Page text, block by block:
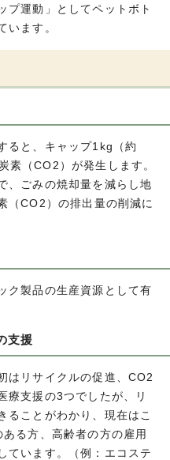
プ運動」としてペットボト
います。
ると、キャップ1kg（約
（CO2）が発生します。
、ごみの焼却量を減らし地
（CO2）の排出量の削減に
ク製品の生産資源として有
支援
はリサイクルの促進、CO2
療支援の3つでしたが、リ
ることがわかり、現在はこ
る方、高齢者の方の雇用
ています。（例：エコステ